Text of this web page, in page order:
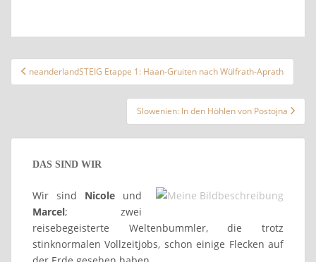
Beitragsnavigation
neanderlandSTEIG Etappe 1: Haan-Gruiten nach Wülfrath-Aprath
Slowenien: In den Höhlen von Postojna
DAS SIND WIR
Wir sind Nicole und
Marcel; zwei
reisebegeisterte Weltenbummler, die trotz
stinknormalen Vollzeitjobs, schon einige Flecken auf